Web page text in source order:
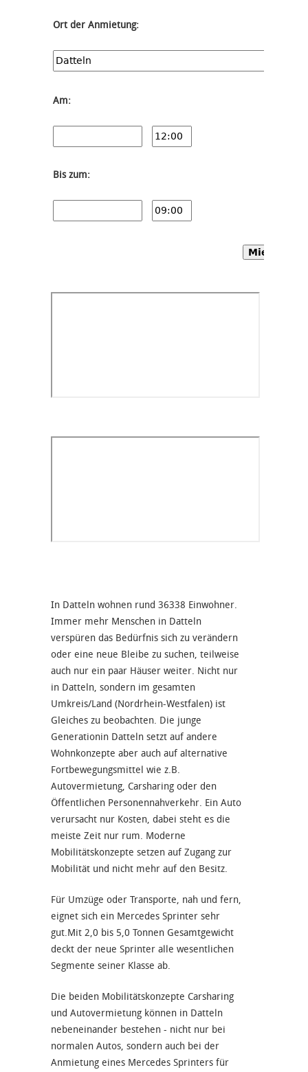
Ort der Anmietung:
Am:
Bis zum:
In Datteln wohnen rund 36338 Einwohner.
Immer mehr Menschen in Datteln
verspüren das Bedürfnis sich zu verändern
oder eine neue Bleibe zu suchen, teilweise
auch nur ein paar Häuser weiter. Nicht nur
in Datteln, sondern im gesamten
Umkreis/Land (Nordrhein-Westfalen) ist
Gleiches zu beobachten. Die junge
Generationin Datteln setzt auf andere
Wohnkonzepte aber auch auf alternative
Fortbewegungsmittel wie z.B.
Autovermietung, Carsharing oder den
Öffentlichen Personennahverkehr. Ein Auto
verursacht nur Kosten, dabei steht es die
meiste Zeit nur rum. Moderne
Mobilitätskonzepte setzen auf Zugang zur
Mobilität und nicht mehr auf den Besitz.
Für Umzüge oder Transporte, nah und fern,
eignet sich ein Mercedes Sprinter sehr
gut.Mit 2,0 bis 5,0 Tonnen Gesamtgewicht
deckt der neue Sprinter alle wesentlichen
Segmente seiner Klasse ab.
Die beiden Mobilitätskonzepte Carsharing
und Autovermietung können in Datteln
nebeneinander bestehen - nicht nur bei
normalen Autos, sondern auch bei der
Anmietung eines Mercedes Sprinters für